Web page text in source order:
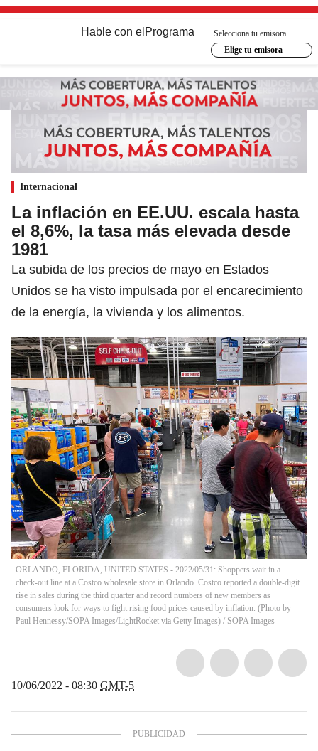
Hable con el Programa
Selecciona tu emisora
Elige tu emisora
Internacional
La inflación en EE.UU. escala hasta
el 8,6%, la tasa más elevada desde
1981
La subida de los precios de mayo en Estados
Unidos se ha visto impulsada por el encarecimiento
de la energía, la vivienda y los alimentos.
ORLANDO, FLORIDA, UNITED STATES - 2022/05/31: Shoppers wait in a
check-out line at a Costco wholesale store in Orlando. Costco reported a double-digit
rise in sales during the third quarter and record numbers of new members as
consumers look for ways to fight rising food prices caused by inflation. (Photo by
Paul Hennessy/SOPA Images/LightRocket via Getty Images) / SOPA Images
10/06/2022 - 08:30 GMT-5